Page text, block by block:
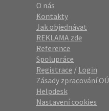
O nás
Kontakty
Jak objednávat
REKLAMA zde
Reference
Spolupráce
Registrace / Login
Zásady zpracování OÚ
Helpdesk
Nastavení cookies